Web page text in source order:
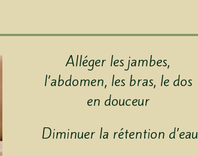
Alléger les jambes,
l’abdomen, les bras, le dos
en douceur
Diminuer la rétention d’eau